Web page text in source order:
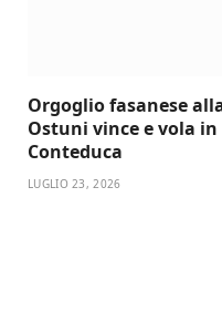
Orgoglio fasanese
Ostuni vince e vola
Conteduca
LUGLIO 23, 2026